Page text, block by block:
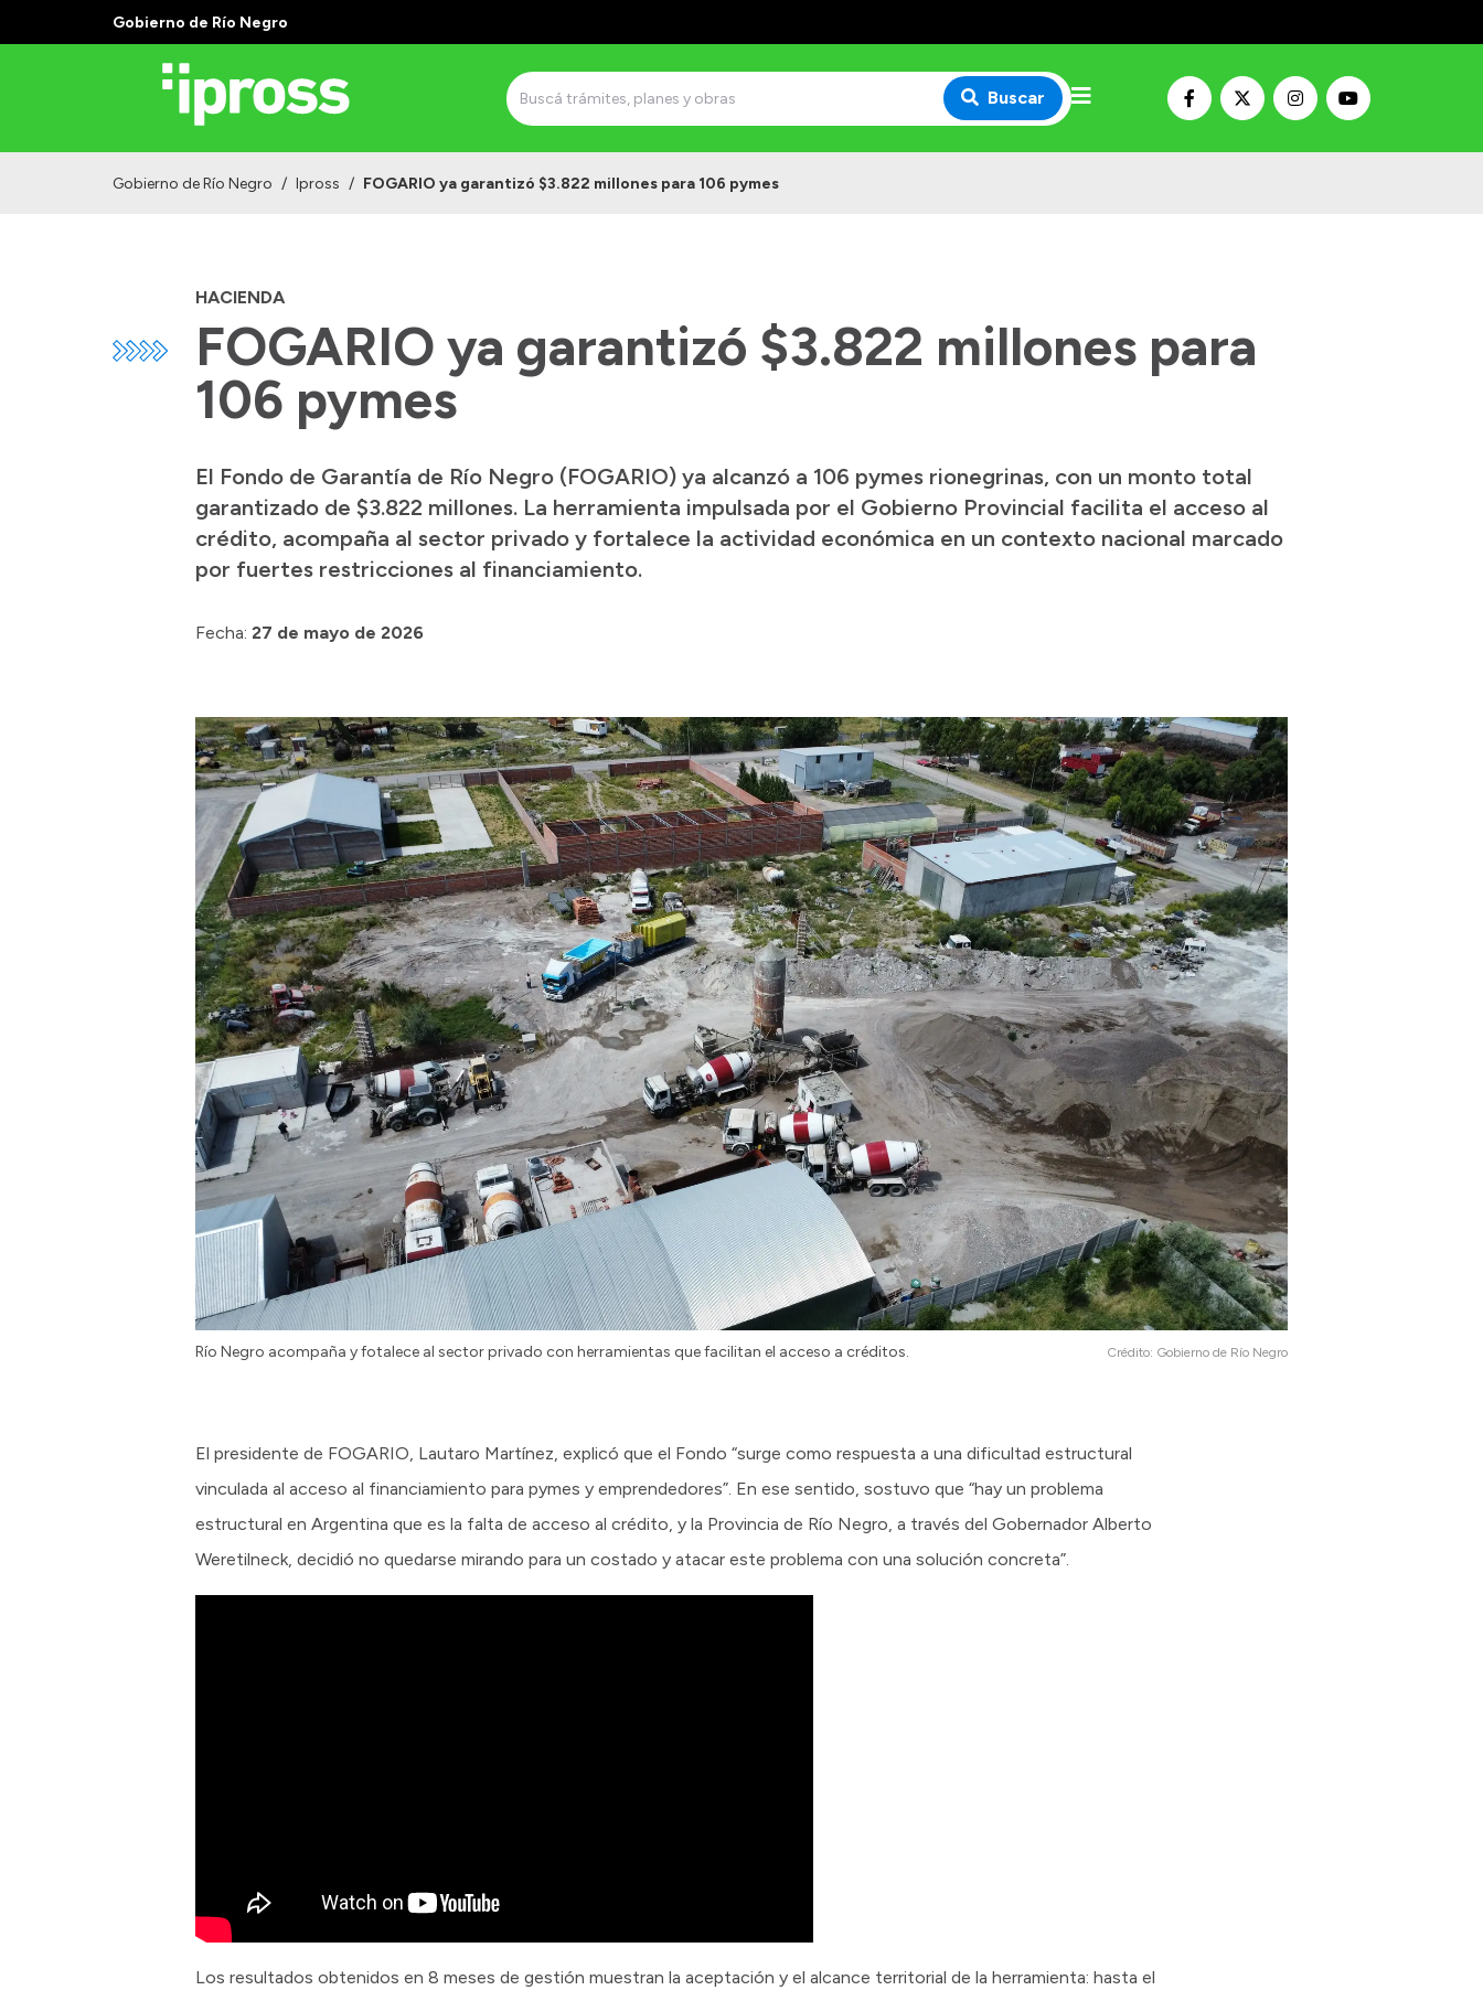
Gobierno de Río Negro
Buscar
Gobierno de Río Negro / Ipross / FOGARIO ya garantizó $3.822 millones para 106 pymes
HACIENDA
FOGARIO ya garantizó $3.822 millones para
106 pymes
El Fondo de Garantía de Río Negro (FOGARIO) ya alcanzó a 106 pymes rionegrinas, con un monto total
garantizado de $3.822 millones. La herramienta impulsada por el Gobierno Provincial facilita el acceso al
crédito, acompaña al sector privado y fortalece la actividad económica en un contexto nacional marcado
por fuertes restricciones al financiamiento.
Fecha: 27 de mayo de 2026
Río Negro acompaña y fotalece al sector privado con herramientas que facilitan el acceso a créditos. Crédito: Gobierno de Río Negro
El presidente de FOGARIO, Lautaro Martínez, explicó que el Fondo “surge como respuesta a una dificultad estructural
vinculada al acceso al financiamiento para pymes y emprendedores”. En ese sentido, sostuvo que “hay un problema
estructural en Argentina que es la falta de acceso al crédito, y la Provincia de Río Negro, a través del Gobernador Alberto
Weretilneck, decidió no quedarse mirando para un costado y atacar este problema con una solución concreta”.
Los resultados obtenidos en 8 meses de gestión muestran la aceptación y el alcance territorial de la herramienta: hasta el